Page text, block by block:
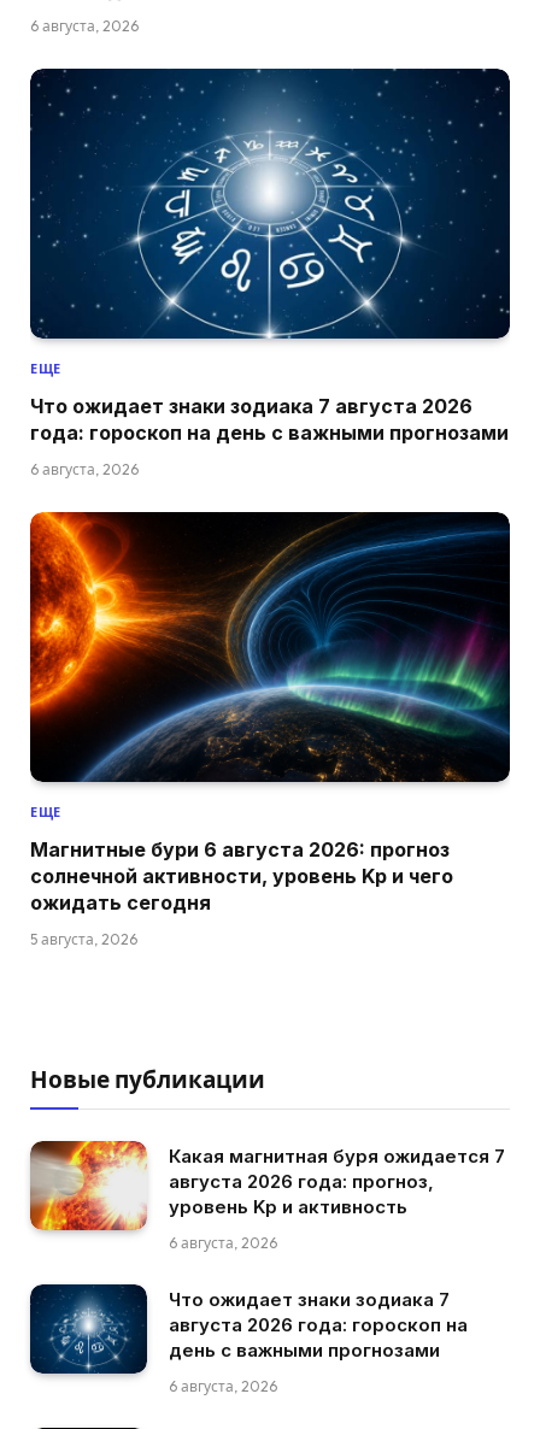
6 августа, 2026
ЕЩЕ
Что ожидает знаки зодиака 7 августа 2026
года: гороскоп на день с важными прогнозами
6 августа, 2026
ЕЩЕ
Магнитные бури 6 августа 2026: прогноз
солнечной активности, уровень Kp и чего
ожидать сегодня
5 августа, 2026
Новые публикации
Какая магнитная буря ожидается 7
августа 2026 года: прогноз,
уровень Kp и активность
6 августа, 2026
Что ожидает знаки зодиака 7
августа 2026 года: гороскоп на
день с важными прогнозами
6 августа, 2026